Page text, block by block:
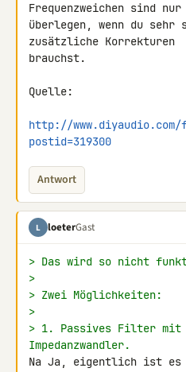
Frequenzweichen sind nur
überlegen, wenn du
zusätzliche Korrekturen
brauchst.
Quelle:
http://www.diyaudio.com/
postid=319300
Antwort
L loeterGast
> Das wird so nicht
>
> Zwei Möglichkeiten:
>
> 1. Passives Filter mit
Impedanzwandler.
Na Ja, eigentlich ist